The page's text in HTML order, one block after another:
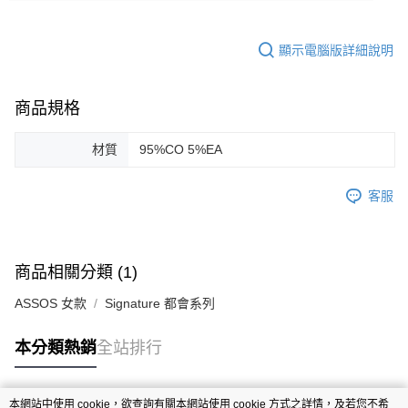
顯示電腦版詳細說明
商品規格
材質 95%CO 5%EA
客服
商品相關分類 (1)
ASSOS 女款 Signature 都會系列
本分類熱銷全站排行
本網站中使用 cookie，欲查詢有關本網站使用 cookie 方式之詳情，及若您不希